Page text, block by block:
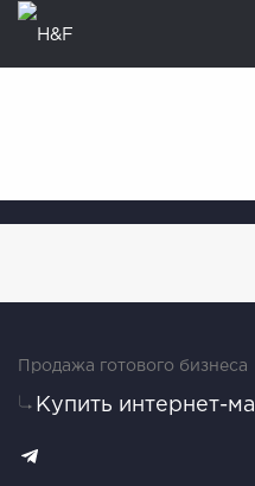
Продажа готового бизнеса
Купить интернет-